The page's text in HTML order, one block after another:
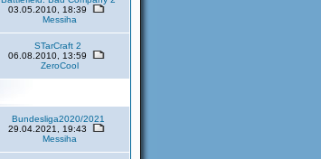
03.05.2010, 18:39
Messiha
STarCraft 2
06.08.2010, 13:59
ZeroCool
Bundesliga2020/2021
29.04.2021, 19:43
Messiha